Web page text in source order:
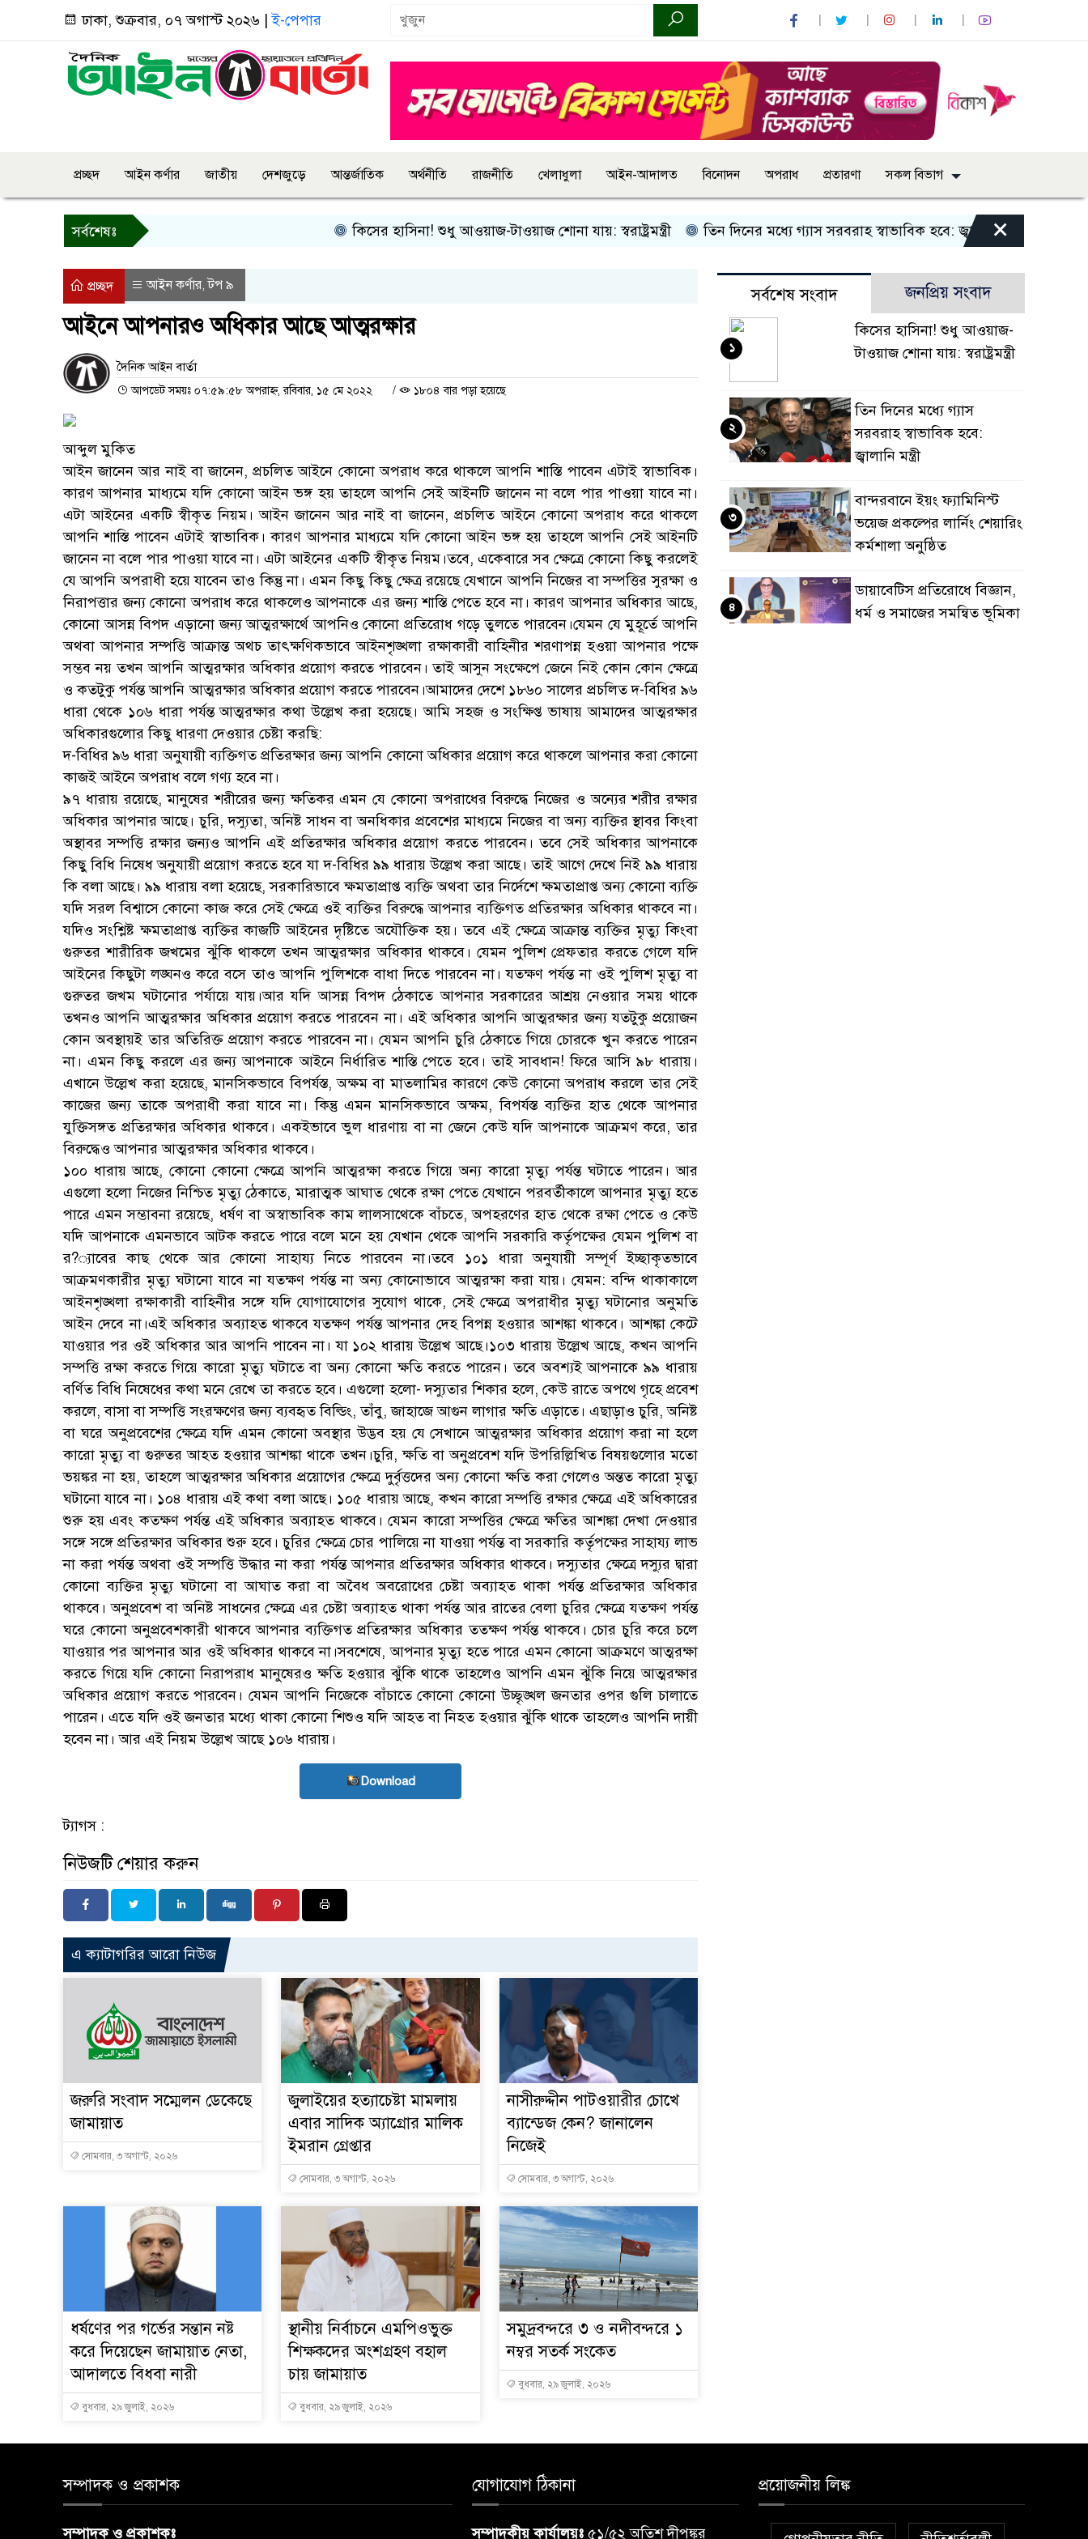
ঢাকা, শুক্রবার, ০৭ অগাস্ট ২০২৬ |ই-পেপার
প্রচ্ছদ আইন কর্ণার জাতীয় দেশজুড়ে আন্তর্জাতিক অর্থনীতি রাজনীতি খেলাধুলা আইন-আদালত বিনোদন অপরাধ প্রতারণা সকল বিভাগ
সর্বশেষঃ কিসের হাসিনা! শুধু আওয়াজ-টাওয়াজ শোনা যায়: স্বরাষ্ট্রমন্ত্রী তিন দিনের মধ্যে গ্যাস সরবরাহ স্বাভাবিক হবে: জ্বালানি মন্ত্রী×
প্রচ্ছদ আইন কর্ণার,টপ ৯
আইনে আপনারও অধিকার আছে আত্মরক্ষার
দৈনিক আইন বার্তা
আপডেট সময়ঃ ০৭:৫৯:৫৮ অপরাহ্ন, রবিবার, ১৫ মে ২০২২ / ১৮০৪ বার পড়া হয়েছে
আব্দুল মুকিত
আইন জানেন আর নাই বা জানেন, প্রচলিত আইনে কোনো অপরাধ করে থাকলে আপনি শাস্তি পাবেন এটাই স্বাভাবিক।
কারণ আপনার মাধ্যমে যদি কোনো আইন ভঙ্গ হয় তাহলে আপনি সেই আইনটি জানেন না বলে পার পাওয়া যাবে না।
এটা আইনের একটি স্বীকৃত নিয়ম। আইন জানেন আর নাই বা জানেন, প্রচলিত আইনে কোনো অপরাধ করে থাকলে
আপনি শাস্তি পাবেন এটাই স্বাভাবিক। কারণ আপনার মাধ্যমে যদি কোনো আইন ভঙ্গ হয় তাহলে আপনি সেই আইনটি
জানেন না বলে পার পাওয়া যাবে না। এটা আইনের একটি স্বীকৃত নিয়ম।তবে, একেবারে সব ক্ষেত্রে কোনো কিছু করলেই
যে আপনি অপরাধী হয়ে যাবেন তাও কিন্তু না। এমন কিছু কিছু ক্ষেত্র রয়েছে যেখানে আপনি নিজের বা সম্পত্তির সুরক্ষা ও
নিরাপত্তার জন্য কোনো অপরাধ করে থাকলেও আপনাকে এর জন্য শাস্তি পেতে হবে না। কারণ আপনার অধিকার আছে,
কোনো আসন্ন বিপদ এড়ানো জন্য আত্মরক্ষার্থে আপনিও কোনো প্রতিরোধ গড়ে তুলতে পারবেন।যেমন যে মুহূর্তে আপনি
অথবা আপনার সম্পত্তি আক্রান্ত অথচ তাৎক্ষণিকভাবে আইনশৃঙ্খলা রক্ষাকারী বাহিনীর শরণাপন্ন হওয়া আপনার পক্ষে
সম্ভব নয় তখন আপনি আত্মরক্ষার অধিকার প্রয়োগ করতে পারবেন। তাই আসুন সংক্ষেপে জেনে নিই কোন কোন ক্ষেত্রে
ও কতটুকু পর্যন্ত আপনি আত্মরক্ষার অধিকার প্রয়োগ করতে পারবেন।আমাদের দেশে ১৮৬০ সালের প্রচলিত দ-বিধির ৯৬
ধারা থেকে ১০৬ ধারা পর্যন্ত আত্মরক্ষার কথা উল্লেখ করা হয়েছে। আমি সহজ ও সংক্ষিপ্ত ভাষায় আমাদের আত্মরক্ষার
অধিকারগুলোর কিছু ধারণা দেওয়ার চেষ্টা করছি:
দ-বিধির ৯৬ ধারা অনুযায়ী ব্যক্তিগত প্রতিরক্ষার জন্য আপনি কোনো অধিকার প্রয়োগ করে থাকলে আপনার করা কোনো
কাজই আইনে অপরাধ বলে গণ্য হবে না।
৯৭ ধারায় রয়েছে, মানুষের শরীরের জন্য ক্ষতিকর এমন যে কোনো অপরাধের বিরুদ্ধে নিজের ও অন্যের শরীর রক্ষার
অধিকার আপনার আছে। চুরি, দস্যুতা, অনিষ্ট সাধন বা অনধিকার প্রবেশের মাধ্যমে নিজের বা অন্য ব্যক্তির স্থাবর কিংবা
অস্থাবর সম্পত্তি রক্ষার জন্যও আপনি এই প্রতিরক্ষার অধিকার প্রয়োগ করতে পারবেন। তবে সেই অধিকার আপনাকে
কিছু বিধি নিষেধ অনুযায়ী প্রয়োগ করতে হবে যা দ-বিধির ৯৯ ধারায় উল্লেখ করা আছে। তাই আগে দেখে নিই ৯৯ ধারায়
কি বলা আছে। ৯৯ ধারায় বলা হয়েছে, সরকারিভাবে ক্ষমতাপ্রাপ্ত ব্যক্তি অথবা তার নির্দেশে ক্ষমতাপ্রাপ্ত অন্য কোনো ব্যক্তি
যদি সরল বিশ্বাসে কোনো কাজ করে সেই ক্ষেত্রে ওই ব্যক্তির বিরুদ্ধে আপনার ব্যক্তিগত প্রতিরক্ষার অধিকার থাকবে না।
যদিও সংশ্লিষ্ট ক্ষমতাপ্রাপ্ত ব্যক্তির কাজটি আইনের দৃষ্টিতে অযৌক্তিক হয়। তবে এই ক্ষেত্রে আক্রান্ত ব্যক্তির মৃত্যু কিংবা
গুরুতর শারীরিক জখমের ঝুঁকি থাকলে তখন আত্মরক্ষার অধিকার থাকবে। যেমন পুলিশ প্রেফতার করতে গেলে যদি
আইনের কিছুটা লঙ্ঘনও করে বসে তাও আপনি পুলিশকে বাধা দিতে পারবেন না। যতক্ষণ পর্যন্ত না ওই পুলিশ মৃত্যু বা
গুরুতর জখম ঘটানোর পর্যায়ে যায়।আর যদি আসন্ন বিপদ ঠেকাতে আপনার সরকারের আশ্রয় নেওয়ার সময় থাকে
তখনও আপনি আত্মরক্ষার অধিকার প্রয়োগ করতে পারবেন না। এই অধিকার আপনি আত্মরক্ষার জন্য যতটুকু প্রয়োজন
কোন অবস্থায়ই তার অতিরিক্ত প্রয়োগ করতে পারবেন না। যেমন আপনি চুরি ঠেকাতে গিয়ে চোরকে খুন করতে পারেন
না। এমন কিছু করলে এর জন্য আপনাকে আইনে নির্ধারিত শাস্তি পেতে হবে। তাই সাবধান! ফিরে আসি ৯৮ ধারায়।
এখানে উল্লেখ করা হয়েছে, মানসিকভাবে বিপর্যস্ত, অক্ষম বা মাতলামির কারণে কেউ কোনো অপরাধ করলে তার সেই
কাজের জন্য তাকে অপরাধী করা যাবে না। কিন্তু এমন মানসিকভাবে অক্ষম, বিপর্যস্ত ব্যক্তির হাত থেকে আপনার
যুক্তিসঙ্গত প্রতিরক্ষার অধিকার থাকবে। একইভাবে ভুল ধারণায় বা না জেনে কেউ যদি আপনাকে আক্রমণ করে, তার
বিরুদ্ধেও আপনার আত্মরক্ষার অধিকার থাকবে।
১০০ ধারায় আছে, কোনো কোনো ক্ষেত্রে আপনি আত্মরক্ষা করতে গিয়ে অন্য কারো মৃত্যু পর্যন্ত ঘটাতে পারেন। আর
এগুলো হলো নিজের নিশ্চিত মৃত্যু ঠেকাতে, মারাত্মক আঘাত থেকে রক্ষা পেতে যেখানে পরবর্তীকালে আপনার মৃত্যু হতে
পারে এমন সম্ভাবনা রয়েছে, ধর্ষণ বা অস্বাভাবিক কাম লালসাথেকে বাঁচতে, অপহরণের হাত থেকে রক্ষা পেতে ও কেউ
যদি আপনাকে এমনভাবে আটক করতে পারে বলে মনে হয় যেখান থেকে আপনি সরকারি কর্তৃপক্ষের যেমন পুলিশ বা
র?্যাবের কাছ থেকে আর কোনো সাহায্য নিতে পারবেন না।তবে ১০১ ধারা অনুযায়ী সম্পূর্ণ ইচ্ছাকৃতভাবে
আক্রমণকারীর মৃত্যু ঘটানো যাবে না যতক্ষণ পর্যন্ত না অন্য কোনোভাবে আত্মরক্ষা করা যায়। যেমন: বন্দি থাকাকালে
আইনশৃঙ্খলা রক্ষাকারী বাহিনীর সঙ্গে যদি যোগাযোগের সুযোগ থাকে, সেই ক্ষেত্রে অপরাধীর মৃত্যু ঘটানোর অনুমতি
আইন দেবে না।এই অধিকার অব্যাহত থাকবে যতক্ষণ পর্যন্ত আপনার দেহ বিপন্ন হওয়ার আশঙ্কা থাকবে। আশঙ্কা কেটে
যাওয়ার পর ওই অধিকার আর আপনি পাবেন না। যা ১০২ ধারায় উল্লেখ আছে।১০৩ ধারায় উল্লেখ আছে, কখন আপনি
সম্পত্তি রক্ষা করতে গিয়ে কারো মৃত্যু ঘটাতে বা অন্য কোনো ক্ষতি করতে পারেন। তবে অবশ্যই আপনাকে ৯৯ ধারায়
বর্ণিত বিধি নিষেধের কথা মনে রেখে তা করতে হবে। এগুলো হলো- দস্যুতার শিকার হলে, কেউ রাতে অপথে গৃহে প্রবেশ
করলে, বাসা বা সম্পত্তি সংরক্ষণের জন্য ব্যবহৃত বিল্ডিং, তাঁবু, জাহাজে আগুন লাগার ক্ষতি এড়াতে। এছাড়াও চুরি, অনিষ্ট
বা ঘরে অনুপ্রবেশের ক্ষেত্রে যদি এমন কোনো অবস্থার উদ্ভব হয় যে সেখানে আত্মরক্ষার অধিকার প্রয়োগ করা না হলে
কারো মৃত্যু বা গুরুতর আহত হওয়ার আশঙ্কা থাকে তখন।চুরি, ক্ষতি বা অনুপ্রবেশ যদি উপরিল্লিখিত বিষয়গুলোর মতো
ভয়ঙ্কর না হয়, তাহলে আত্মরক্ষার অধিকার প্রয়োগের ক্ষেত্রে দুর্বৃত্তদের অন্য কোনো ক্ষতি করা গেলেও অন্তত কারো মৃত্যু
ঘটানো যাবে না। ১০৪ ধারায় এই কথা বলা আছে। ১০৫ ধারায় আছে, কখন কারো সম্পত্তি রক্ষার ক্ষেত্রে এই অধিকারের
শুরু হয় এবং কতক্ষণ পর্যন্ত এই অধিকার অব্যাহত থাকবে। যেমন কারো সম্পত্তির ক্ষেত্রে ক্ষতির আশঙ্কা দেখা দেওয়ার
সঙ্গে সঙ্গে প্রতিরক্ষার অধিকার শুরু হবে। চুরির ক্ষেত্রে চোর পালিয়ে না যাওয়া পর্যন্ত বা সরকারি কর্তৃপক্ষের সাহায্য লাভ
না করা পর্যন্ত অথবা ওই সম্পত্তি উদ্ধার না করা পর্যন্ত আপনার প্রতিরক্ষার অধিকার থাকবে। দস্যুতার ক্ষেত্রে দস্যুর দ্বারা
কোনো ব্যক্তির মৃত্যু ঘটানো বা আঘাত করা বা অবৈধ অবরোধের চেষ্টা অব্যাহত থাকা পর্যন্ত প্রতিরক্ষার অধিকার
থাকবে। অনুপ্রবেশ বা অনিষ্ট সাধনের ক্ষেত্রে এর চেষ্টা অব্যাহত থাকা পর্যন্ত আর রাতের বেলা চুরির ক্ষেত্রে যতক্ষণ পর্যন্ত
ঘরে কোনো অনুপ্রবেশকারী থাকবে আপনার ব্যক্তিগত প্রতিরক্ষার অধিকার ততক্ষণ পর্যন্ত থাকবে। চোর চুরি করে চলে
যাওয়ার পর আপনার আর ওই অধিকার থাকবে না।সবশেষে, আপনার মৃত্যু হতে পারে এমন কোনো আক্রমণে আত্মরক্ষা
করতে গিয়ে যদি কোনো নিরাপরাধ মানুষেরও ক্ষতি হওয়ার ঝুঁকি থাকে তাহলেও আপনি এমন ঝুঁকি নিয়ে আত্মরক্ষার
অধিকার প্রয়োগ করতে পারবেন। যেমন আপনি নিজেকে বাঁচাতে কোনো কোনো উচ্ছৃঙ্খল জনতার ওপর গুলি চালাতে
পারেন। এতে যদি ওই জনতার মধ্যে থাকা কোনো শিশুও যদি আহত বা নিহত হওয়ার ঝুঁকি থাকে তাহলেও আপনি দায়ী
হবেন না। আর এই নিয়ম উল্লেখ আছে ১০৬ ধারায়।
Download
ট্যাগস :
নিউজটি শেয়ার করুন
এ ক্যাটাগরির আরো নিউজ
জরুরি সংবাদ সম্মেলন ডেকেছে
জামায়াত
সোমবার, ৩ অগাস্ট, ২০২৬
জুলাইয়ের হত্যাচেষ্টা মামলায়
এবার সাদিক অ্যাগ্রোর মালিক
ইমরান গ্রেপ্তার
সোমবার, ৩ অগাস্ট, ২০২৬
নাসীরুদ্দীন পাটওয়ারীর চোখে
ব্যান্ডেজ কেন? জানালেন
নিজেই
সোমবার, ৩ অগাস্ট, ২০২৬
ধর্ষণের পর গর্ভের সন্তান নষ্ট
করে দিয়েছেন জামায়াত নেতা,
আদালতে বিধবা নারী
বুধবার, ২৯ জুলাই, ২০২৬
স্থানীয় নির্বাচনে এমপিওভুক্ত
শিক্ষকদের অংশগ্রহণ বহাল
চায় জামায়াত
বুধবার, ২৯ জুলাই, ২০২৬
সমুদ্রবন্দরে ৩ ও নদীবন্দরে ১
নম্বর সতর্ক সংকেত
বুধবার, ২৯ জুলাই, ২০২৬
সর্বশেষ সংবাদ জনপ্রিয় সংবাদ
কিসের হাসিনা! শুধু আওয়াজ-
টাওয়াজ শোনা যায়: স্বরাষ্ট্রমন্ত্রী
১
তিন দিনের মধ্যে গ্যাস
সরবরাহ স্বাভাবিক হবে:
জ্বালানি মন্ত্রী
২
বান্দরবানে ইয়ং ফ্যামিনিস্ট
ভয়েজ প্রকল্পের লার্নিং শেয়ারিং
কর্মশালা অনুষ্ঠিত
৩
ডায়াবেটিস প্রতিরোধে বিজ্ঞান,
ধর্ম ও সমাজের সমন্বিত ভূমিকা
৪
সম্পাদক ও প্রকাশক
সম্পাদক ও প্রকাশকঃ
যোগাযোগ ঠিকানা
সম্পাদকীয় কার্যালয়ঃ ৫১/৫২ অতিশ দীপঙ্কর
প্রয়োজনীয় লিঙ্ক